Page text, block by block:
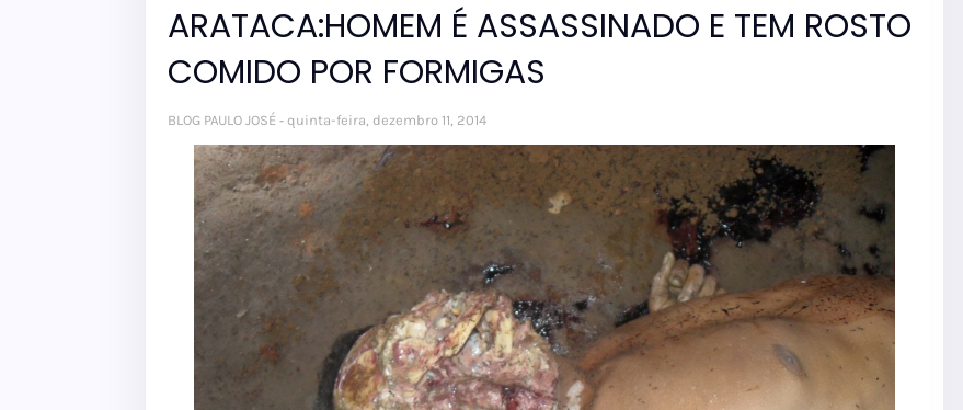
ARATACA:HOMEM É ASSASSINADO E TEM ROSTO
COMIDO POR FORMIGAS
BLOG PAULO JOSÉ quinta-feira, dezembro 11, 2014